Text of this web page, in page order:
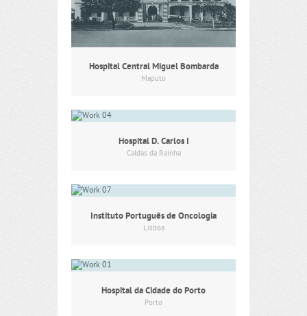
Hospital Central Miguel Bombarda
Maputo
Hospital D. Carlos I
Caldas da Rainha
Instituto Português de Oncologia
Lisboa
Hospital da Cidade do Porto
Porto